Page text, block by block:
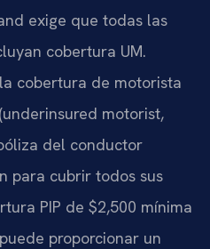
exige que todas las
cobertura UM.
cobertura de motorista
motorist,
del conductor
para cubrir todos sus
PIP de $2,500 mínima
proporcionar un